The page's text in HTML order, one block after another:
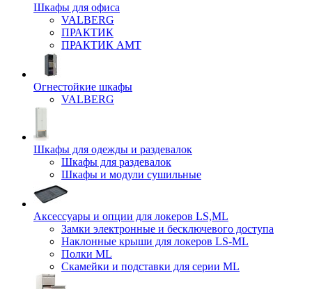
Шкафы для офиса
VALBERG
ПРАКТИК
ПРАКТИК AMT
Огнестойкие шкафы
VALBERG
Шкафы для одежды и раздевалок
Шкафы для раздевалок
Шкафы и модули сушильные
Аксессуары и опции для локеров LS,ML
Замки электронные и бесключевого доступа
Наклонные крыши для локеров LS-ML
Полки ML
Скамейки и подставки для серии ML